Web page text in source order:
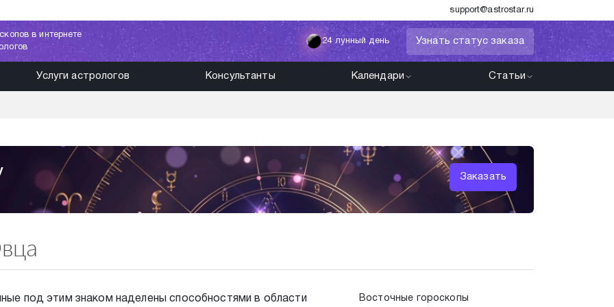
support@astrostar.ru
в интернете
24 лунный день Узнать статус заказа
Услуги астрологов Консультанты Календари Статьи
Заказать Быстрый ответ
на любой ваш вопрос
под этим знаком наделены способностями в области
Восточные гороскопы